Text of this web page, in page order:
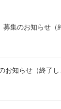
募集のお知らせ（
お知らせ（終了し